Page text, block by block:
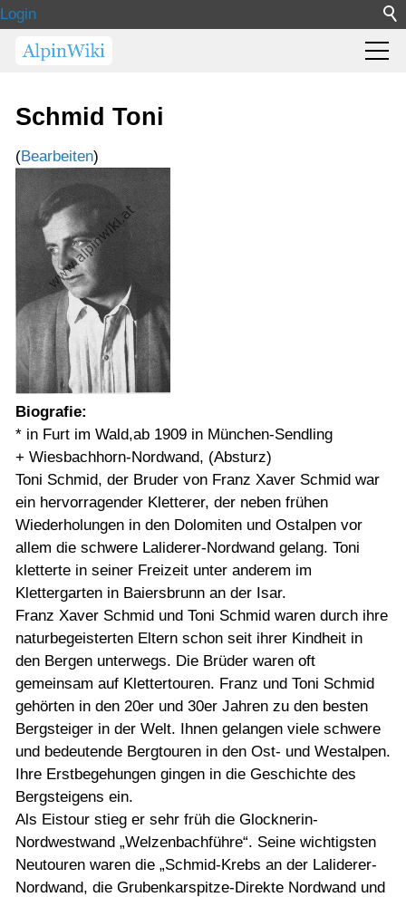
Login
Schmid Toni
(Bearbeiten)
Biografie:
* in Furt im Wald,ab 1909 in München-Sendling
+ Wiesbachhorn-Nordwand, (Absturz)
Toni Schmid, der Bruder von Franz Xaver Schmid war
ein hervorragender Kletterer, der neben frühen
Wiederholungen in den Dolomiten und Ostalpen vor
allem die schwere Laliderer-Nordwand gelang. Toni
kletterte in seiner Freizeit unter anderem im
Klettergarten in Baiersbrunn an der Isar.
Franz Xaver Schmid und Toni Schmid waren durch ihre
naturbegeisterten Eltern schon seit ihrer Kindheit in
den Bergen unterwegs. Die Brüder waren oft
gemeinsam auf Klettertouren. Franz und Toni Schmid
gehörten in den 20er und 30er Jahren zu den besten
Bergsteiger in der Welt. Ihnen gelangen viele schwere
und bedeutende Bergtouren in den Ost- und Westalpen.
Ihre Erstbegehungen gingen in die Geschichte des
Bergsteigens ein.
Als Eistour stieg er sehr früh die Glocknerin-
Nordwestwand „Welzenbachführe“. Seine wichtigsten
Neutouren waren die „Schmid-Krebs an der Laliderer-
Nordwand, die Grubenkarspitze-Direkte Nordwand und